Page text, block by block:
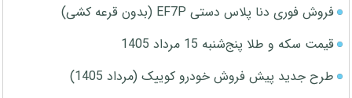
فروش فوری دنا پلاس دستی EF7P (بدون قرعه کشی)
قیمت سکه و طلا پنج‌شنبه 15 مرداد 1405
طرح جدید پیش فروش خودرو کوییک (مرداد 1405)